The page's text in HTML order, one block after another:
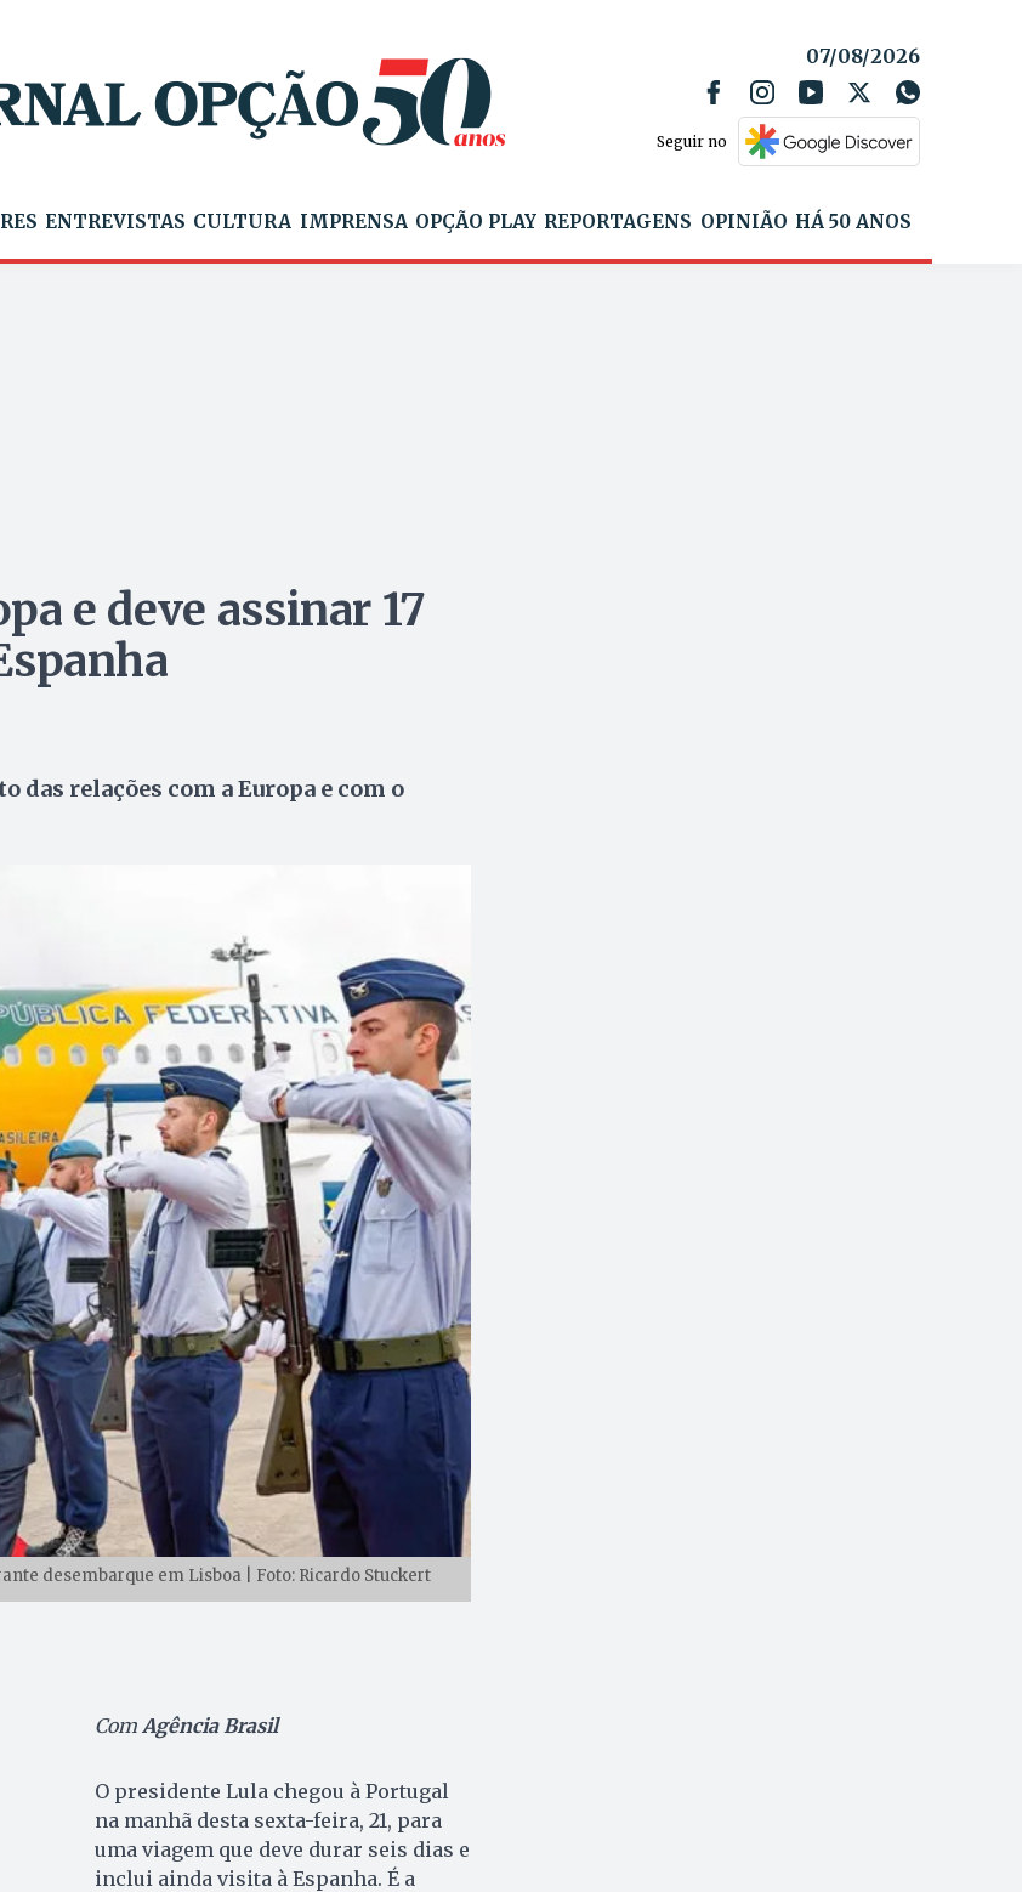
07/08/2026
Seguir no
ENTREVISTAS CULTURA IMPRENSA OPÇÃO PLAY REPORTAGENS OPINIÃO HÁ 50 ANOS
e deve assinar 17
relações com a Europa e com o
desembarque em Lisboa | Foto: Ricardo Stuckert
Com Agência Brasil
O presidente Lula chegou à Portugal
na manhã desta sexta-feira, 21, para
uma viagem que deve durar seis dias e
inclui ainda visita à Espanha. É a